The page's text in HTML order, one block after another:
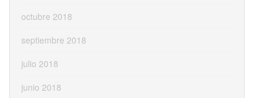
octubre 2018
septiembre 2018
julio 2018
junio 2018